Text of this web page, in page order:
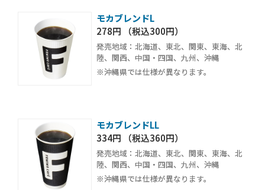
モカブレンドL
278円 （税込300円）
発売地域：北海道、東北、関東、東海、北
陸、関西、中国・四国、九州、沖縄
※沖縄県では仕様が異なります。
モカブレンドLL
334円 （税込360円）
発売地域：北海道、東北、関東、東海、北
陸、関西、中国・四国、九州、沖縄
※沖縄県では仕様が異なります。